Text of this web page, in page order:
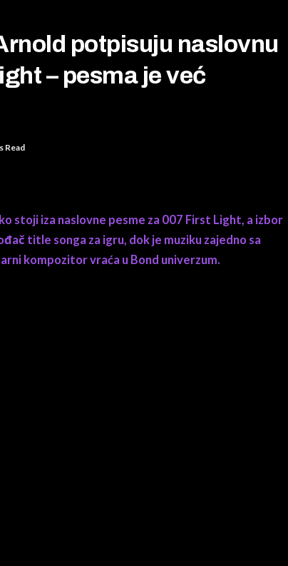
potpisuju naslovnu
– pesma je već
Read
stoji iza naslovne pesme za 007 First Light, a izbor
title songa za igru, dok je muziku zajedno sa
kompozitor vraća u Bond univerzum.